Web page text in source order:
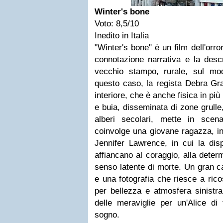
Winter's bone
Voto: 8,5/10
Inedito in Italia
"Winter's bone" è un film
connotazione narrativa e la
vecchio stampo, rurale, sul
questo caso, la regista Debra
interiore, che è anche fisica in
e buia, disseminata di zone
alberi secolari, mette in
coinvolge una giovane ragazza,
Jennifer Lawrence, in cui la
affiancano al coraggio, alla
senso latente di morte. Un gran
e una fotografia che riesce a
per bellezza e atmosfera
delle meraviglie per un'Alice
sogno.